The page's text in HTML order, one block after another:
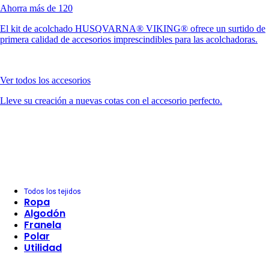
Ahorra más de 120
El kit de acolchado HUSQVARNA® VIKING® ofrece un surtido de
primera calidad de accesorios imprescindibles para las acolchadoras.
Ver todos los accesorios
Lleve su creación a nuevas cotas con el accesorio perfecto.
Todos los tejidos
Ropa
Algodón
Franela
Polar
Utilidad